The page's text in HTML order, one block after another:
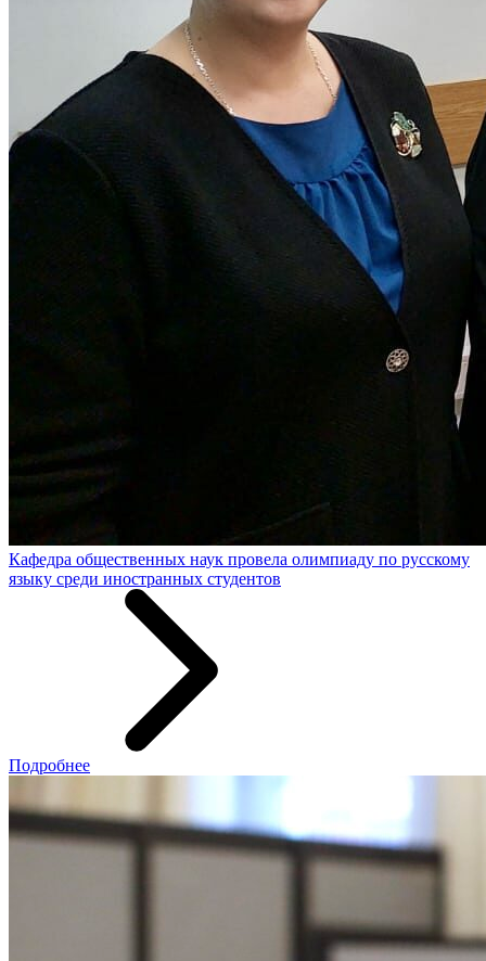
Кафедра общественных наук провела олимпиаду по русскому
языку среди иностранных студентов
Подробнее